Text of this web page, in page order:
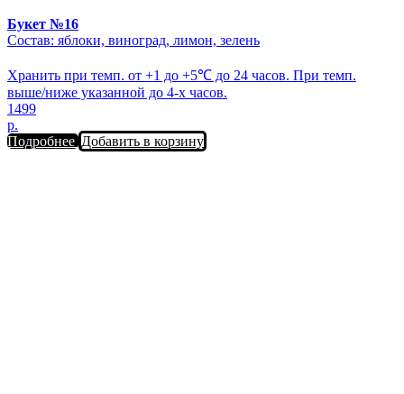
Букет №16
Состав: яблоки, виноград, лимон, зелень
Хранить при темп. от +1 до +5℃ до 24 часов. При темп.
выше/ниже указанной до 4-х часов.
1499
р.
Подробнее Добавить в корзину